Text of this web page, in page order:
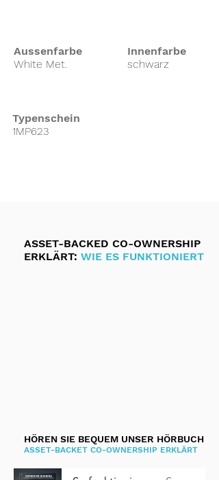
Aussenfarbe
White Met.
Innenfarbe
schwarz
Typenschein
1MP623
ASSET-BACKED CO-OWNERSHIP
ERKLÄRT: WIE ES FUNKTIONIERT
HÖREN SIE BEQUEM UNSER HÖRBUCH
ASSET-BACKET CO-OWNERSHIP ERKLÄRT